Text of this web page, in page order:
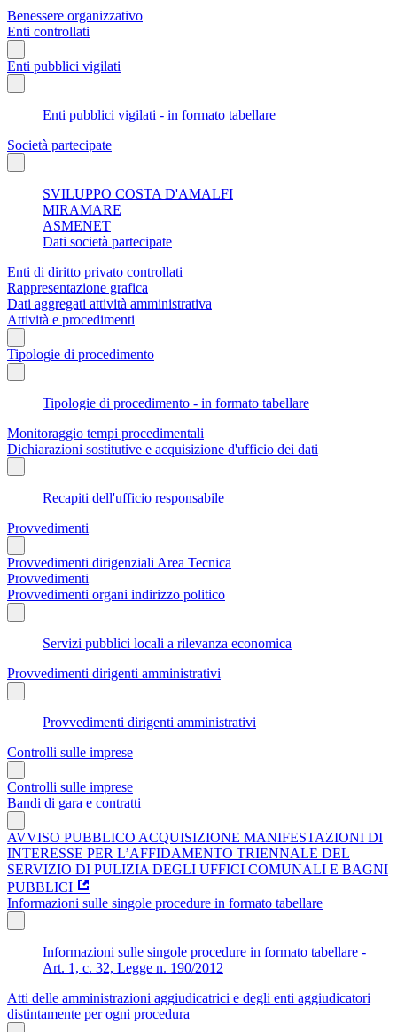
Benessere organizzativo
Enti controllati
Enti pubblici vigilati
Enti pubblici vigilati - in formato tabellare
Società partecipate
SVILUPPO COSTA D'AMALFI
MIRAMARE
ASMENET
Dati società partecipate
Enti di diritto privato controllati
Rappresentazione grafica
Dati aggregati attività amministrativa
Attività e procedimenti
Tipologie di procedimento
Tipologie di procedimento - in formato tabellare
Monitoraggio tempi procedimentali
Dichiarazioni sostitutive e acquisizione d'ufficio dei dati
Recapiti dell'ufficio responsabile
Provvedimenti
Provvedimenti dirigenziali Area Tecnica
Provvedimenti
Provvedimenti organi indirizzo politico
Servizi pubblici locali a rilevanza economica
Provvedimenti dirigenti amministrativi
Provvedimenti dirigenti amministrativi
Controlli sulle imprese
Controlli sulle imprese
Bandi di gara e contratti
AVVISO PUBBLICO ACQUISIZIONE MANIFESTAZIONI DI
INTERESSE PER L’AFFIDAMENTO TRIENNALE DEL
SERVIZIO DI PULIZIA DEGLI UFFICI COMUNALI E BAGNI
PUBBLICI
Informazioni sulle singole procedure in formato tabellare
Informazioni sulle singole procedure in formato tabellare -
Art. 1, c. 32, Legge n. 190/2012
Atti delle amministrazioni aggiudicatrici e degli enti aggiudicatori
distintamente per ogni procedura